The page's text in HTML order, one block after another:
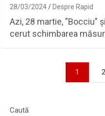
28/03/2024 Despre Rapid
Azi, 28 martie, ”Bocciu”
cerut schimbarea
1 2
Caută